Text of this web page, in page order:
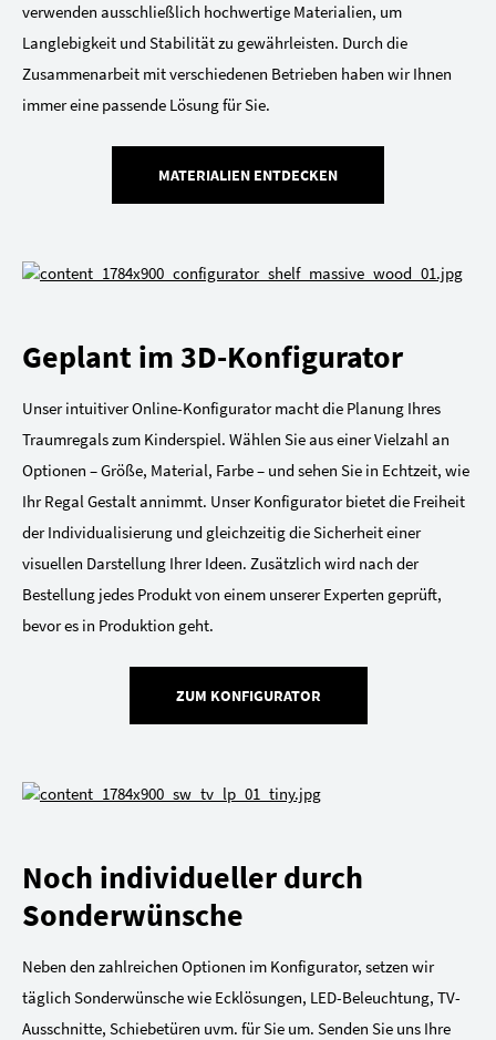
verwenden ausschließlich hochwertige Materialien, um
Langlebigkeit und Stabilität zu gewährleisten. Durch die
Zusammenarbeit mit verschiedenen Betrieben haben wir Ihnen
immer eine passende Lösung für Sie.
MATERIALIEN ENTDECKEN
Geplant im 3D-Konfigurator
Unser intuitiver Online-Konfigurator macht die Planung Ihres
Traumregals zum Kinderspiel. Wählen Sie aus einer Vielzahl an
Optionen – Größe, Material, Farbe – und sehen Sie in Echtzeit, wie
Ihr Regal Gestalt annimmt. Unser Konfigurator bietet die Freiheit
der Individualisierung und gleichzeitig die Sicherheit einer
visuellen Darstellung Ihrer Ideen. Zusätzlich wird nach der
Bestellung jedes Produkt von einem unserer Experten geprüft,
bevor es in Produktion geht.
ZUM KONFIGURATOR
Noch individueller durch
Sonderwünsche
Neben den zahlreichen Optionen im Konfigurator, setzen wir
täglich Sonderwünsche wie Ecklösungen, LED-Beleuchtung, TV-
Ausschnitte, Schiebetüren uvm. für Sie um. Senden Sie uns Ihre